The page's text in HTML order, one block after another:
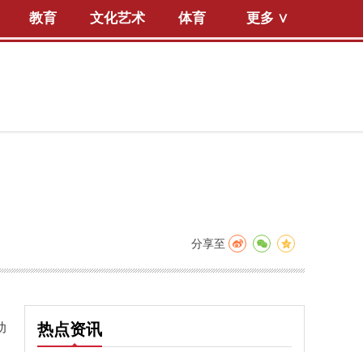
教育 文化艺术 体育 更多 ∨
分享至
热点资讯